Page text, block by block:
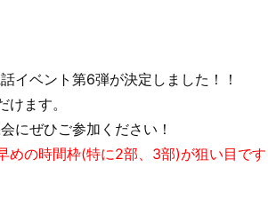
イベント第6弾が決定しました！！
ます。
にぜひご参加ください！
の時間枠(特に2部、3部)が狙い目です